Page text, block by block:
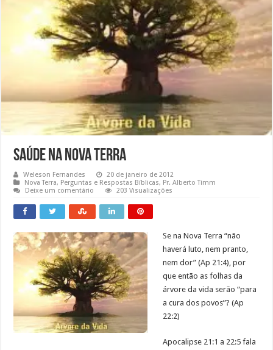
Saúde na Nova Terra
Weleson Fernandes
20 de janeiro de 2012
Nova Terra, Perguntas e Respostas Bíblicas, Pr. Alberto Timm
Deixe um comentário
203 Visualizações
Se na Nova Terra “não
haverá luto, nem pranto,
nem dor” (Ap 21:4), por
que então as folhas da
árvore da vida serão “para
a cura dos povos”? (Ap
22:2)
Apocalipse 21:1 a 22:5 fala